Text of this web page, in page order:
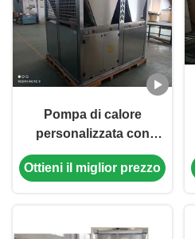
Pompa di calore
personalizzata con
sorgente d'aria da 175
kW con tubo a guscio
spirale per un
Ottieni il miglior prezzo